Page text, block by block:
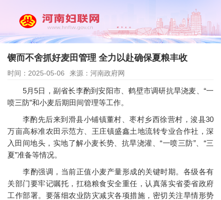
锲而不舍抓好麦田管理 全力以赴确保夏粮丰收
时间：2025-05-06 来源：河南政府网
5月5日，副省长李酌到安阳市、鹤壁市调研抗旱浇麦、“一
喷三防”和小麦后期田间管理等工作。
李酌先后来到滑县小铺镇董村、枣村乡西徐营村，浚县30
万亩高标准农田示范方、王庄镇盛鑫土地流转专业合作社，深
入田间地头，实地了解小麦长势、抗旱浇灌、“一喷三防”、“三
夏”准备等情况。
李酌强调，当前正值小麦产量形成的关键时期。各级各有
关部门要牢记嘱托，扛稳粮食安全重任，认真落实省委省政府
工作部署。要落细农业防灾减灾各项措施，密切关注旱情形势